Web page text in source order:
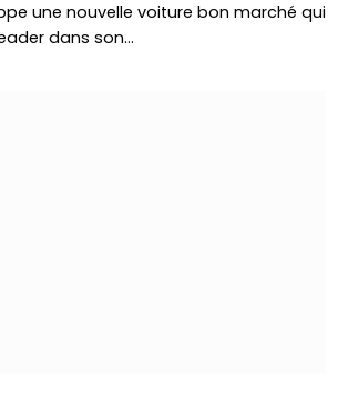
une nouvelle voiture bon marché qui
dans son…